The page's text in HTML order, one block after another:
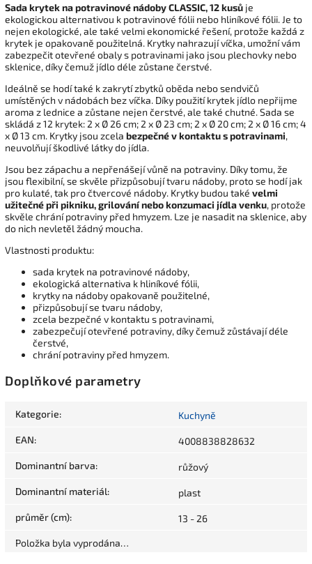
Sada krytek na potravinové nádoby CLASSIC, 12 kusů je
ekologickou alternativou k potravinové fólii nebo hliníkové fólii. Je to
nejen ekologické, ale také velmi ekonomické řešení, protože každá z
krytek je opakovaně použitelná. Krytky nahrazují víčka, umožní vám
zabezpečit otevřené obaly s potravinami jako jsou plechovky nebo
sklenice, díky čemuž jídlo déle zůstane čerstvé.
Ideálně se hodí také k zakrytí zbytků oběda nebo sendvičů
umístěných v nádobách bez víčka. Díky použití krytek jídlo nepřijme
aroma z lednice a zůstane nejen čerstvé, ale také chutné. Sada se
skládá z 12 krytek: 2 x Ø 26 cm; 2 x Ø 23 cm; 2 x Ø 20 cm; 2 x Ø 16 cm; 4
x Ø 13 cm. Krytky jsou zcela bezpečné v kontaktu s potravinami,
neuvolňují škodlivé látky do jídla.
Jsou bez zápachu a nepřenášejí vůně na potraviny. Díky tomu, že
jsou flexibilní, se skvěle přizpůsobují tvaru nádoby, proto se hodí jak
pro kulaté, tak pro čtvercové nádoby. Krytky budou také velmi
užitečné při pikniku, grilování nebo konzumaci jídlavenku, protože
skvěle chrání potraviny před hmyzem. Lze je nasadit na sklenice, aby
do nich nevletěl žádný moucha.
Vlastnosti produktu:
sada krytek na potravinové nádoby,
ekologická alternativa k hliníkové fólii,
krytky na nádoby opakovaně použitelné,
přizpůsobují se tvaru nádoby,
zcela bezpečné v kontaktu s potravinami,
zabezpečují otevřené potraviny, díky čemuž zůstávají déle
čerstvé,
chrání potraviny před hmyzem.
Doplňkové parametry
Kategorie: Kuchyně
EAN: 4008838828632
Dominantní barva: růžový
Dominantní materiál: plast
průměr (cm): 13 - 26
Položka byla vyprodána…